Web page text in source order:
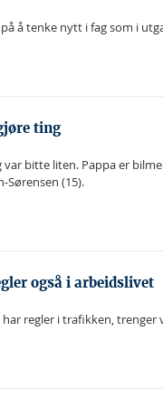
å tenke nytt i fag som i
ting
var bitte liten. Pappa er
(15).
også i arbeidslivet
regler i trafikken,